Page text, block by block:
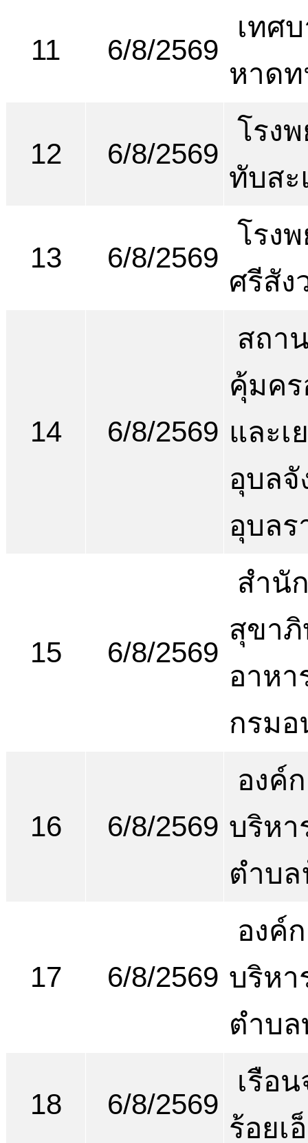
11 6/8/2569
เทศ
หาด
12 6/8/2569
โรง
ทับสะ
13 6/8/2569
โรง
ศรีสัง
14 6/8/2569
สถา
คุ้มคร
และเ
อุบลจั
อุบล
15 6/8/2569
สำนั
สุขา
อาหา
กรม
16 6/8/2569
องค์
บริหา
ตำบ
17 6/8/2569
องค์
บริหา
ตำบล
18 6/8/2569
เรือ
ร้อยเ